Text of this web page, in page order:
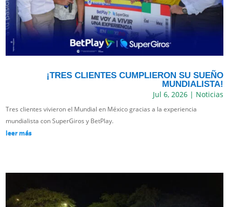
¡TRES CLIENTES CUMPLIERON SU SUEÑO
MUNDIALISTA!
Jul 6, 2026| Noticias
Tres clientes vivieron el Mundial en México gracias a la experiencia
mundialista con SuperGiros y BetPlay.
leer más